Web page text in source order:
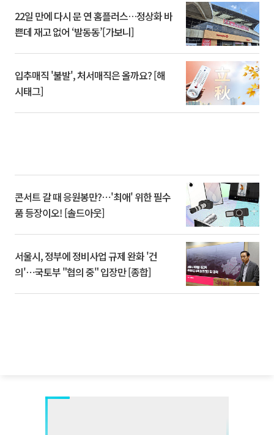
22일 만에 다시 문 연 홈플러스…정상화 바
쁜데 재고 없어 ‘발동동’[가보니]
입추매직 '불발', 처서매직은 올까요? [해
시태그]
콘서트 갈 때 응원봉만?⋯'최애' 위한 필수
품 등장이오! [솔드아웃]
서울시, 정부에 정비사업 규제 완화 '건
의'⋯국토부 "협의 중" 입장만 [종합]